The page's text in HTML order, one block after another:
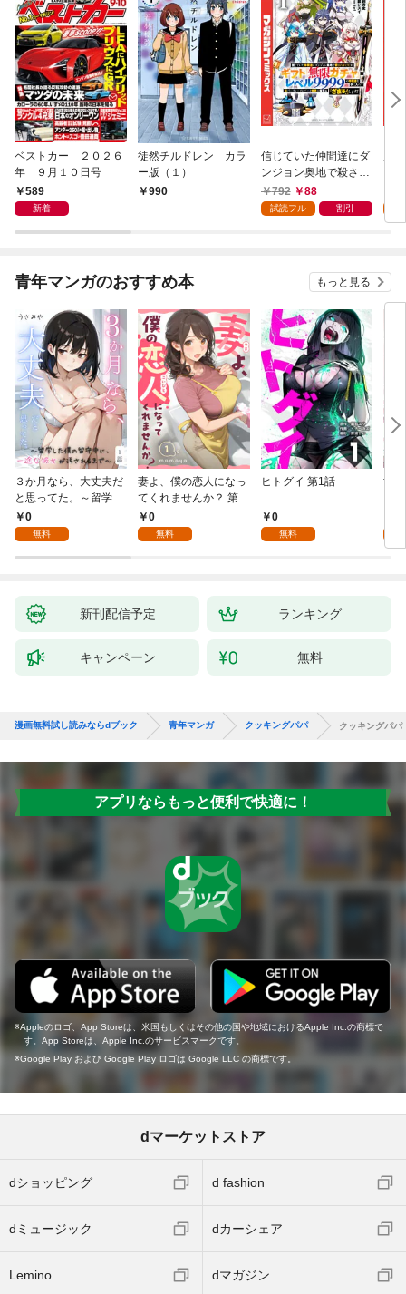
ベストカー ２０２６
年 ９月１０日号
589
新着
徒然チルドレン カラ
ー版（１）
990
信じていた仲間達にダ
ンジョン奥地で殺され
かけたがギフト『無限
ガチャ』でレベル９９
『ざまぁ！』します！
792 88
試読フル 割引
青年マンガのおすすめ本 もっと見る
３か月なら、大丈夫だ
と思ってた。～留学し
た僕の留守中に、一途
な彼女が汚されるまで
0
無料
妻よ、僕の恋人になっ
てくれませんか？ 第1
話0
無料
ヒトグイ 第1話
0
無料
世
新刊配信予定 ランキング
キャンペーン 無料
漫画無料試し読みならdブック 青年マンガ クッキングパパ クッキングパパ
アプリならもっと便利で快適に！
Appleのロゴ、App Storeは、米国もしくはその他の国や地域におけるApple Inc.の商標で
す。App Storeは、Apple Inc.のサービスマークです。
Google Play および Google Play ロゴは Google LLC の商標です。
dマーケットストア
dショッピング d fashion
dミュージック dカーシェア
Lemino dマガジン